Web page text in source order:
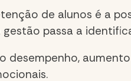
de alunos é a
passa a
desempenho,